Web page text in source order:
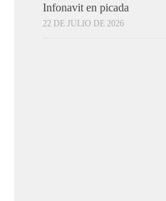
Infonavit en picada
22 DE JULIO DE 2026